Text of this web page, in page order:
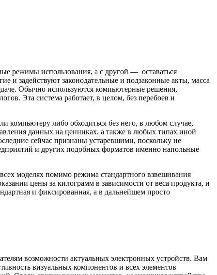
режимы использования, а с другой — оставаться
и задействуют законодательные и подзаконные акты, масса
Обычно используются компьютерные решения,
Эта система работает, в целом, без перебоев и
либо обходиться без него, в любом случае,
данных на ценниках, а также в любых типах иной
сейчас признаны устаревшими, поскольку не
и других подобных форматов именно напольные
моделях помимо режима стандартного взвешивания
цены за килограмм в зависимости от веса продукта, и
и фиксированная, а в дальнейшем просто
возможности актуальных электронных устройств. Вам
визуальных компонентов и всех элементов